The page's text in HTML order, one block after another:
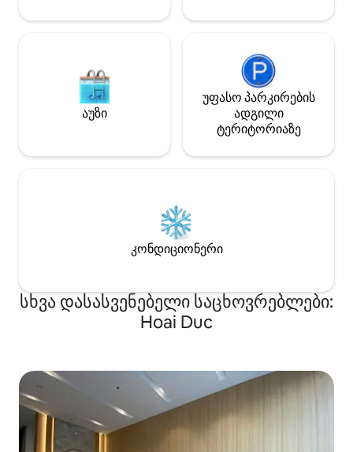
აუზი
უფასო პარკირების
ადგილი
ტერიტორიაზე
კონდიციონერი
სხვა დასასვენებელი საცხოვრებლები:
Hoai Duc